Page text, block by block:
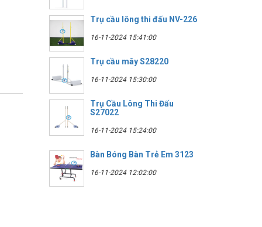
Trụ cầu lông thi đấu NV-226
16-11-2024 15:41:00
Trụ cầu mây S28220
16-11-2024 15:30:00
Trụ Cầu Lông Thi Đấu
S27022
16-11-2024 15:24:00
Bàn Bóng Bàn Trẻ Em 3123
16-11-2024 12:02:00